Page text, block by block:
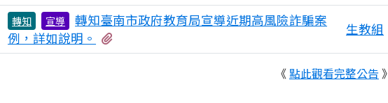
轉知 宣導
轉知臺南市政府教育局宣導近期高風險詐騙案
例，詳如說明。
生教組
《點此觀看完整公告 》